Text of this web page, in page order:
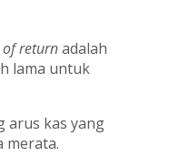
returnadalah
lama untuk
arus kas yang
merata.